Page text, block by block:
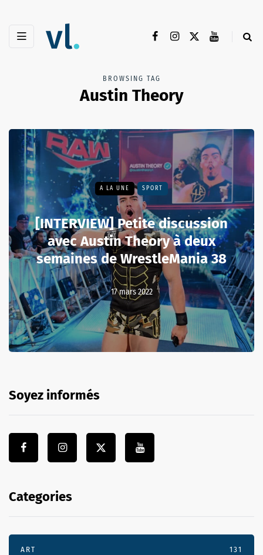
BROWSING TAG
Austin Theory
A LA UNE SPORT
[INTERVIEW] Petite discussion
avec Austin Theory à deux
semaines de WrestleMania 38
17 mars 2022
Soyez informés
Categories
ART 131